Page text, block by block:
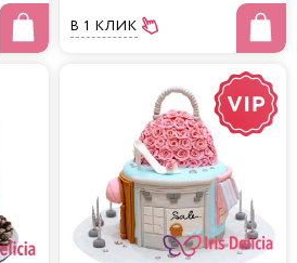
В 1 КЛИК